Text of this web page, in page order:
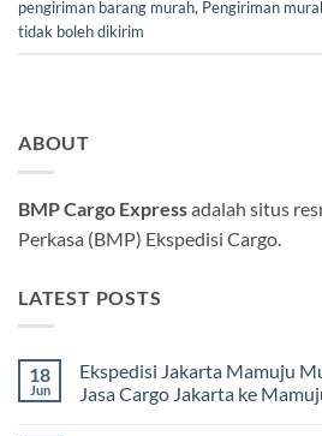
pengiriman barang murah, Pengiriman
tidak boleh dikirim
ABOUT
BMP Cargo Expressadalah situs
Perkasa (BMP) Ekspedisi Cargo.
LATEST POSTS
18
Jun
Ekspedisi Jakarta Mamuju
Jasa Cargo Jakarta ke